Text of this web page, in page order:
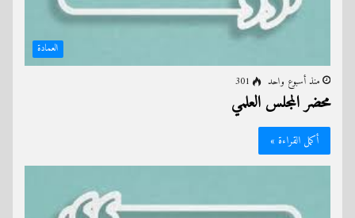
العمادة
منذ أسبوع واحد
301
محضر المجلس العلمي
أكمل القراءة »